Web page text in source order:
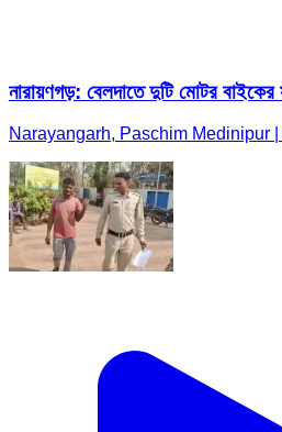
নারায়ণগড়: বেলদাতে দুটি মোটর
Narayangarh, Paschim Medinipur